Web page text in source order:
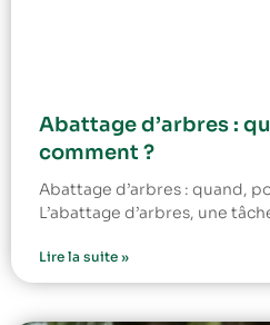
Abattage d’arbres :
comment ?
Abattage d’arbres : quand,
L’abattage d’arbres, une
Lire la suite »